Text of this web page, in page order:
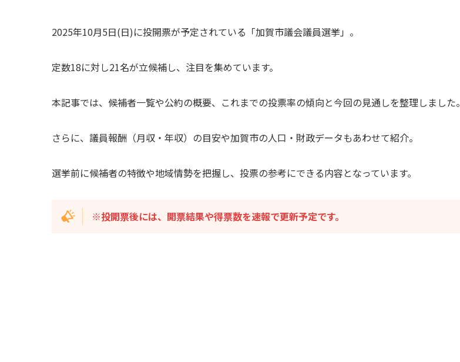
2025年10月5日(日)に投開票が予定されている「加賀市議会議員選挙」。
定数18に対し21名が立候補し、注目を集めています。
本記事では、候補者一覧や公約の概要、これまでの投票率の傾向と今回の見通しを整理しました。
さらに、議員報酬（月収・年収）の目安や加賀市の人口・財政データもあわせて紹介。
選挙前に候補者の特徴や地域情勢を把握し、投票の参考にできる内容となっています。
※投開票後には、開票結果や得票数を速報で更新予定です。